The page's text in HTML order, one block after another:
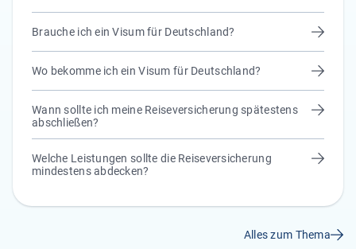
Brauche ich ein Visum für Deutschland?
Wo bekomme ich ein Visum für Deutschland?
Wann sollte ich meine Reiseversicherung spätestens
abschließen?
Welche Leistungen sollte die Reiseversicherung
mindestens abdecken?
Alles zum Thema